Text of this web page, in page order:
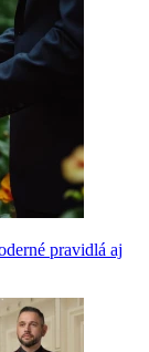
pravidlá aj